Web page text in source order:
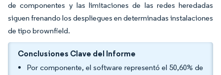
de componentes y las limitaciones de las redes heredadas
siguen frenando los despliegues en determinadas instalaciones
de tipo brownfield.
Conclusiones Clave del Informe
Por componente, el software representó el 50,60% de